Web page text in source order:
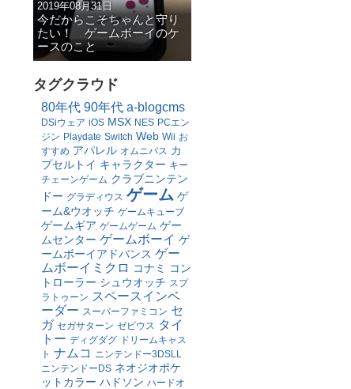
2019年08月31日
今だからこそちゃんと守り
たい！ ゲームボーイのケ
ースのこと
タグクラウド
80年代 90年代 a-blogcms
DSiウェア iOS MSX NES PCエン
ジン Playdate Switch Web Wii お
すすめ アパレル オムニバス カ
プセルトイ キャラクター キー
チェーンゲーム クラブニンテン
ドー グラディウス ゲーム ゲ
ーム&ウオッチ ゲームキューブ
ゲームギア ゲームゲーム ゲー
ムセンター ゲームボーイ ゲ
ームボーイアドバンス ゲー
ムボーイミクロ コナミ
コン
トローラー シュウオッチ スプ
ラトゥーン スペースインベ
ーダー スーパーファミコン セ
ガ セガサターン ゼビウス タイ
トー ディグダグ ドリームキャス
ト ナムコ ニンテンドー3DSLL
ニンテンドーDS ネオジオポケ
ットカラー ハドソン ハードオ